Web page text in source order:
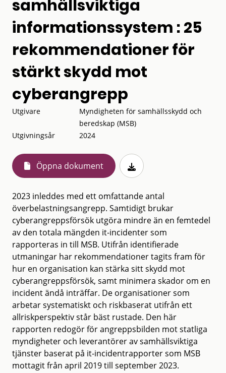
samhällsviktiga
informationssystem : 25
rekommendationer för
stärkt skydd mot
cyberangrepp
Utgivare
Myndigheten för samhällsskydd och
beredskap (MSB)
Utgivningsår
2024
Öppna dokument
2023 inleddes med ett omfattande antal
överbelastningsangrepp. Samtidigt brukar
cyberangreppsförsök utgöra mindre än en femtedel
av den totala mängden it-incidenter som
rapporteras in till MSB. Utifrån identifierade
utmaningar har rekommendationer tagits fram för
hur en organisation kan stärka sitt skydd mot
cyberangreppsförsök, samt minimera skador om en
incident ändå inträffar. De organisationer som
arbetar systematiskt och riskbaserat utifrån ett
allriskperspektiv står bäst rustade. Den här
rapporten redogör för angreppsbilden mot statliga
myndigheter och leverantörer av samhällsviktiga
tjänster baserat på it-incidentrapporter som MSB
mottagit från april 2019 till september 2023.